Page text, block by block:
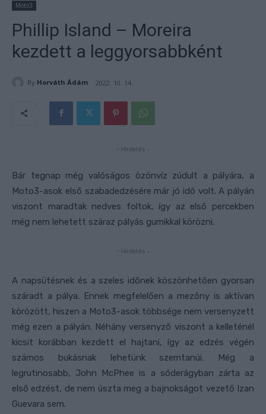
Moto3
Phillip Island – Moreira
kezdett a leggyorsabbként
By Horváth Ádám 2022. 10. 14.
- Hirdetés -
Bár tegnap még valóságos özönvíz zúdult a pályára, a
Moto3-asok első szabadedzésére már jó idő volt. A pályán
viszont maradtak nedves foltok, így az első percekben
még nem lehetett száraz pályás gumikkal körözni.
- Hirdetés -
A napsütésnek és a szeles időnek köszönhetően gyorsan
száradt a pálya. Ennek megfelelően a mezőny is aktívan
körözött, hiszen a Moto3-asok többsége nem versenyzett
még ezen a pályán. Néhány versenyző viszont a kelleténél
kicsit korábban kezdett el hajtani, így az edzés végén
számos bukásnak lehetünk szemtanúi. Még a
legrutinosabb, John McPhee is a sóderágyban zárta az
első edzést, de nem úszta meg a bajnokságot vezető Izan
Guevara sem.